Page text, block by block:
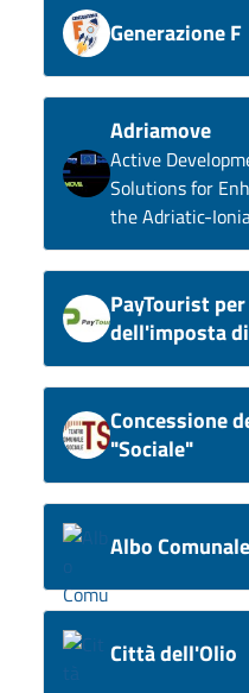
Generazione F
Adriamove
Active
Solutions for
the Adriatic-
PayTourist
dell'imposta
Concessione
"Sociale"
Albo
Città dell'Olio